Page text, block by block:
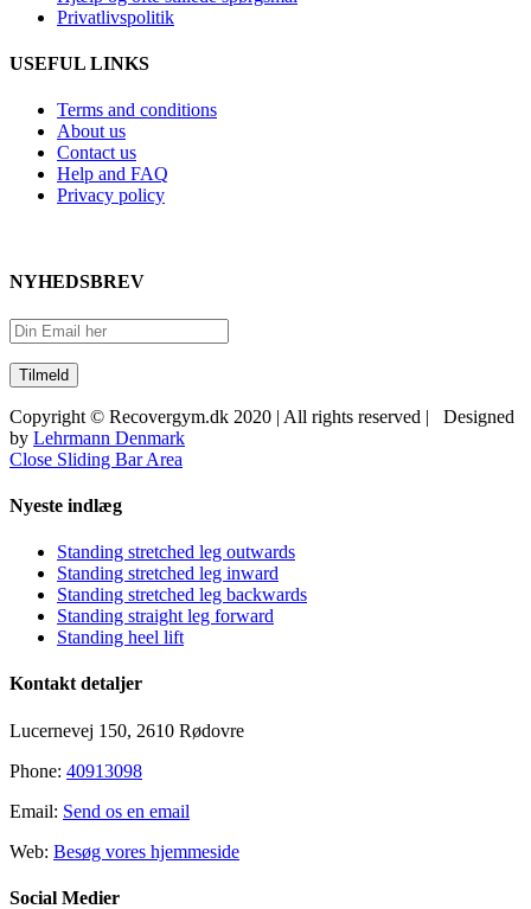
Privatlivspolitik
USEFUL LINKS
Terms and conditions
About us
Contact us
Help and FAQ
Privacy policy
NYHEDSBREV
Copyright © Recovergym.dk 2020 | All rights reserved | Designed
by Lehrmann Denmark
Close Sliding Bar Area
Nyeste indlæg
Standing stretched leg outwards
Standing stretched leg inward
Standing stretched leg backwards
Standing straight leg forward
Standing heel lift
Kontakt detaljer
Lucernevej 150, 2610 Rødovre
Phone: 40913098
Email: Send os en email
Web: Besøg vores hjemmeside
Social Medier